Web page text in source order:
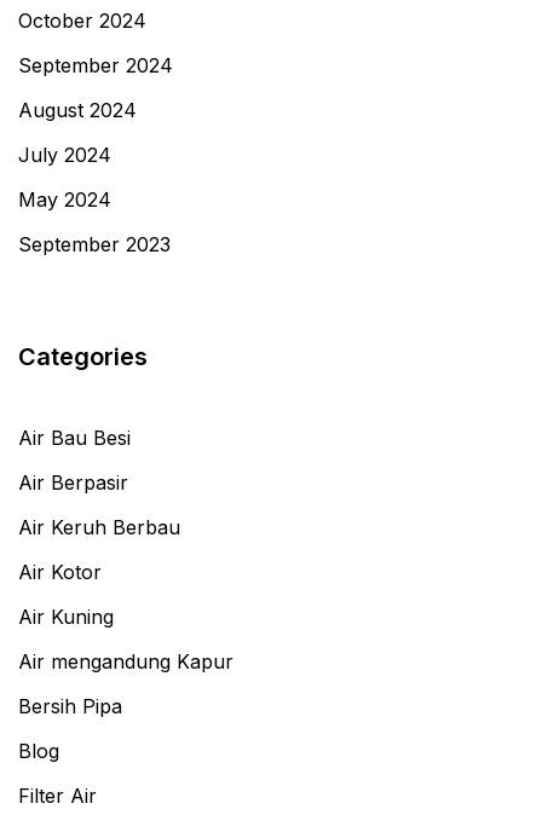
October 2024
September 2024
August 2024
July 2024
May 2024
September 2023
Categories
Air Bau Besi
Air Berpasir
Air Keruh Berbau
Air Kotor
Air Kuning
Air mengandung Kapur
Bersih Pipa
Blog
Filter Air